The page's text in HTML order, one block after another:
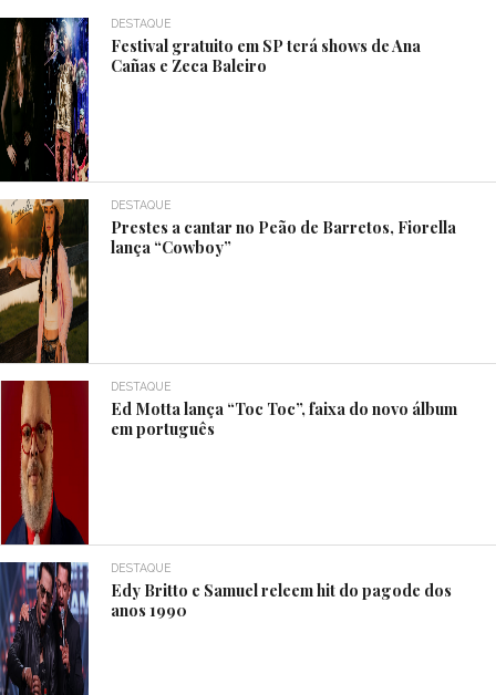
DESTAQUE
Festival gratuito em SP terá shows de Ana
Cañas e Zeca Baleiro
DESTAQUE
Prestes a cantar no Peão de Barretos, Fiorella
lança “Cowboy”
DESTAQUE
Ed Motta lança “Toc Toc”, faixa do novo álbum
em português
DESTAQUE
Edy Britto e Samuel releem hit do pagode dos
anos 1990